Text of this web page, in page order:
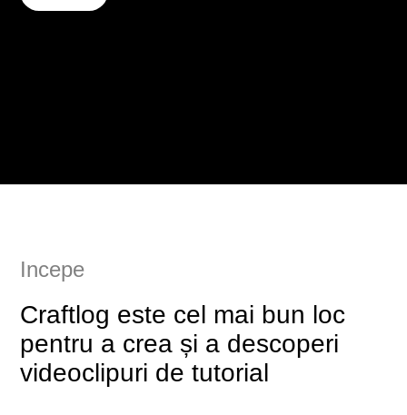
Incepe
Craftlog este cel mai bun loc
pentru a crea și a descoperi
videoclipuri de tutorial